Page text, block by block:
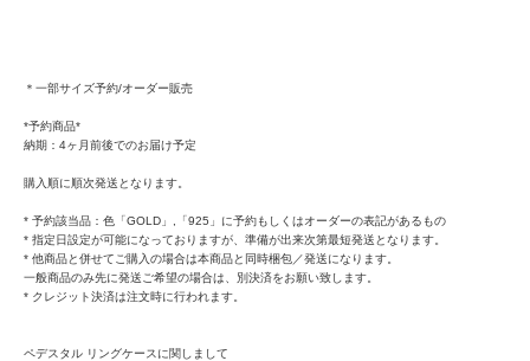
＊一部サイズ予約/オーダー販売
*予約商品*
納期：4ヶ月前後でのお届け予定
購入順に順次発送となります。
* 予約該当品：色「GOLD」,「925」に予約もしくはオーダーの表記があるもの
* 指定日設定が可能になっておりますが、準備が出来次第最短発送となります。
* 他商品と併せてご購入の場合は本商品と同時梱包／発送になります。
一般商品のみ先に発送ご希望の場合は、別決済をお願い致します。
* クレジット決済は注文時に行われます。
ペデスタル リングケースに関しまして